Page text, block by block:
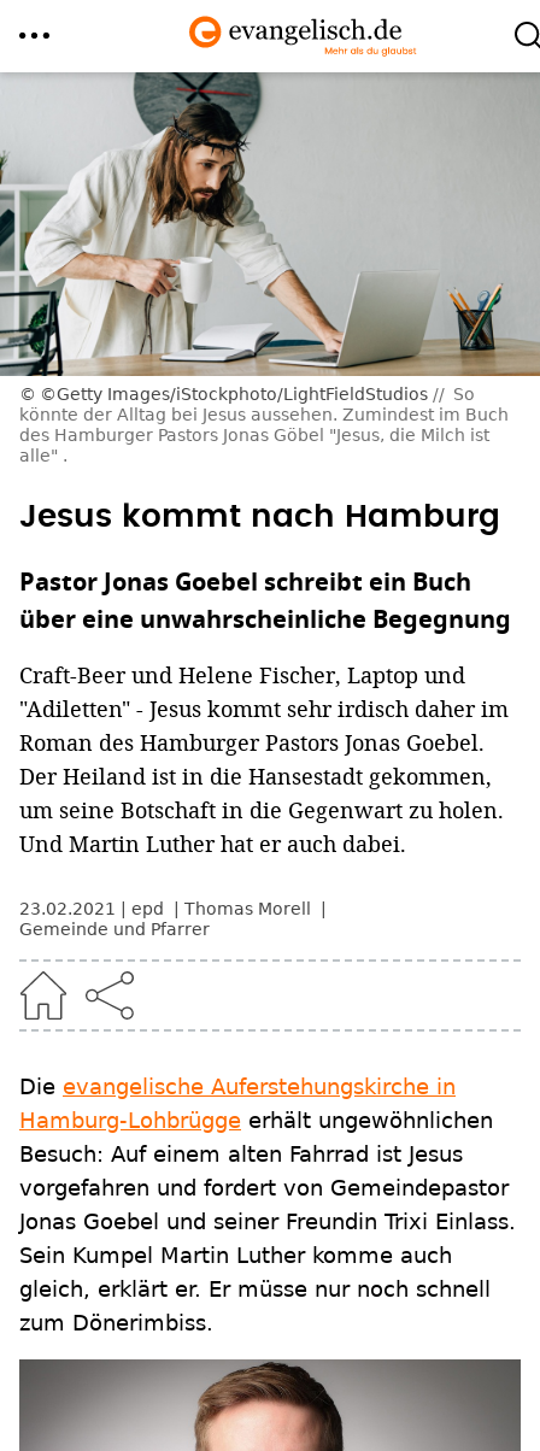
Inhalt
©Getty Images/iStockphoto/LightFieldStudios
So
könnte der Alltag bei Jesus aussehen. Zumindest im Buch
des Hamburger Pastors Jonas Göbel "Jesus, die Milch ist
alle" .
Jesus kommt nach Hamburg
Pastor Jonas Goebel schreibt ein Buch
über eine unwahrscheinliche Begegnung
Craft-Beer und Helene Fischer, Laptop und
"Adiletten" - Jesus kommt sehr irdisch daher im
Roman des Hamburger Pastors Jonas Goebel.
Der Heiland ist in die Hansestadt gekommen,
um seine Botschaft in die Gegenwart zu holen.
Und Martin Luther hat er auch dabei.
23.02.2021 epd
Thomas Morell
Gemeinde und Pfarrer
Die evangelische Auferstehungskirche in
Hamburg-Lohbrügge erhält ungewöhnlichen
Besuch: Auf einem alten Fahrrad ist Jesus
vorgefahren und fordert von Gemeindepastor
Jonas Goebel und seiner Freundin Trixi Einlass.
Sein Kumpel Martin Luther komme auch
gleich, erklärt er. Er müsse nur noch schnell
zum Dönerimbiss.